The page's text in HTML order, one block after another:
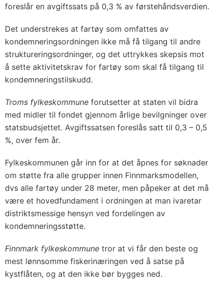
foreslår en avgiftssats på 0,3 % av førstehåndsverdien.
Det understrekes at fartøy som omfattes av
kondemneringsordningen ikke må få tilgang til andre
struktureringsordninger, og det uttrykkes skepsis mot
å sette aktivitetskrav for fartøy som skal få tilgang til
kondemneringstilskudd.
Troms fylkeskommune forutsetter at staten vil bidra
med midler til fondet gjennom årlige bevilgninger over
statsbudsjettet. Avgiftssatsen foreslås satt til 0,3 – 0,5
%, over fem år.
Fylkeskommunen går inn for at det åpnes for søknader
om støtte fra alle grupper innen Finnmarksmodellen,
dvs alle fartøy under 28 meter, men påpeker at det må
være et hovedfundament i ordningen at man ivaretar
distriktsmessige hensyn ved fordelingen av
kondemneringsstøtte.
Finnmark fylkeskommune tror at vi får den beste og
mest lønnsomme fiskerinæringen ved å satse på
kystflåten, og at den ikke bør bygges ned.